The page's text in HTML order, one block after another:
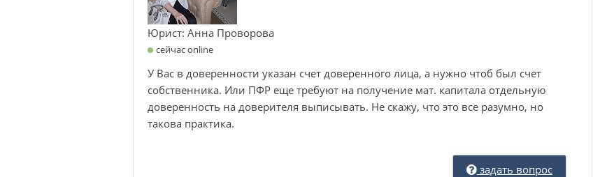
Юрист: Анна Проворова
сейчас online
У Вас в доверенности указан счет доверенного лица, а нужно чтоб был счет
собственника. Или ПФР еще требуют на получение мат. капитала отдельную
доверенность на доверителя выписывать. Не скажу, что это все разумно, но
такова практика.
задать вопрос